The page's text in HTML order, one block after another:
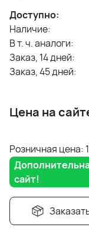
Доступно:
Наличие:
В т. ч. аналоги:
Заказ, 14 дней:
Заказ, 45 дней:
Цена на
Розничная цена:
сайт!